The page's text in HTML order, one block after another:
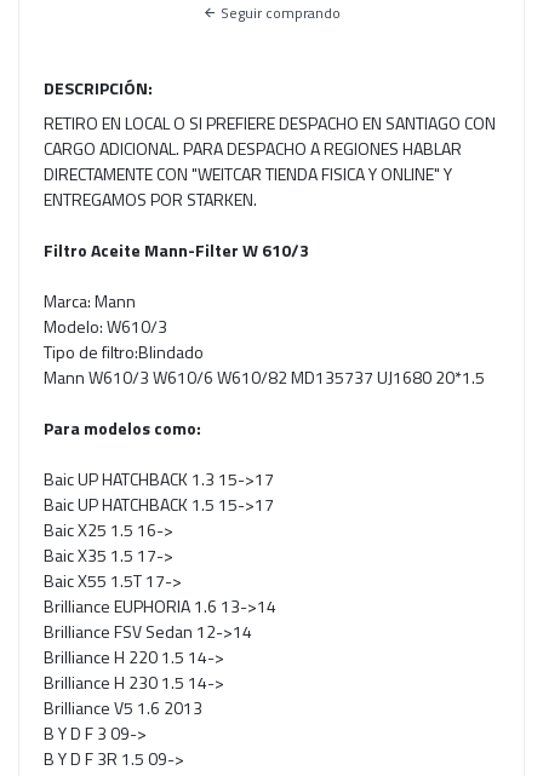
Seguir comprando
DESCRIPCIÓN:
RETIRO EN LOCAL O SI PREFIERE DESPACHO EN SANTIAGO CON
CARGO ADICIONAL. PARA DESPACHO A REGIONES HABLAR
DIRECTAMENTE CON "WEITCAR TIENDA FISICA Y ONLINE" Y
ENTREGAMOS POR STARKEN.
Filtro Aceite Mann-Filter W 610/3
Marca: Mann
Modelo: W610/3
Tipo de filtro:Blindado
Mann W610/3 W610/6 W610/82 MD135737 UJ1680 20*1.5
Para modelos como:
Baic UP HATCHBACK 1.3 15->17
Baic UP HATCHBACK 1.5 15->17
Baic X25 1.5 16->
Baic X35 1.5 17->
Baic X55 1.5T 17->
Brilliance EUPHORIA 1.6 13->14
Brilliance FSV Sedan 12->14
Brilliance H 220 1.5 14->
Brilliance H 230 1.5 14->
Brilliance V5 1.6 2013
B Y D F 3 09->
B Y D F 3R 1.5 09->